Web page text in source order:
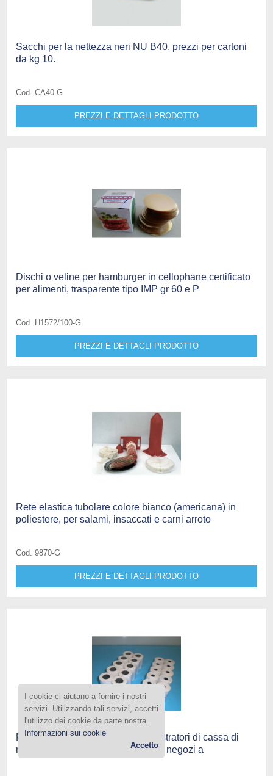
Sacchi per la nettezza neri NU B40, prezzi per cartoni
da kg 10.
Cod. CA40-G
PREZZI E DETTAGLI PRODOTTO
Dischi o veline per hamburger in cellophane certificato
per alimenti, trasparente tipo IMP gr 60 e P
Cod. H1572/100-G
PREZZI E DETTAGLI PRODOTTO
Rete elastica tubolare colore bianco (americana) in
poliestere, per salami, insaccati e carni arroto
Cod. 9870-G
PREZZI E DETTAGLI PRODOTTO
Rotolini di carta per bilance e registratori di cassa di
macellerie, salumerie, pescherie e negozi a
I cookie ci aiutano a fornire i nostri
servizi. Utilizzando tali servizi, accetti
l'utilizzo dei cookie da parte nostra.
Informazioni sui cookie
Accetto